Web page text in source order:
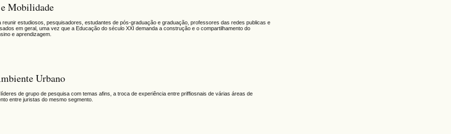
Mobilidade
reunir estudiosos, pesquisadores, estudantes de pós-graduação e graduação, professores das redes publicas e
em geral, uma vez que a Educação do século XXI demanda a construção e o compartilhamento do
e aprendizagem.
Urbano
de grupo de pesquisa com temas afins, a troca de experiência entre priffiosnais de várias áreas de
entre juristas do mesmo segmento.